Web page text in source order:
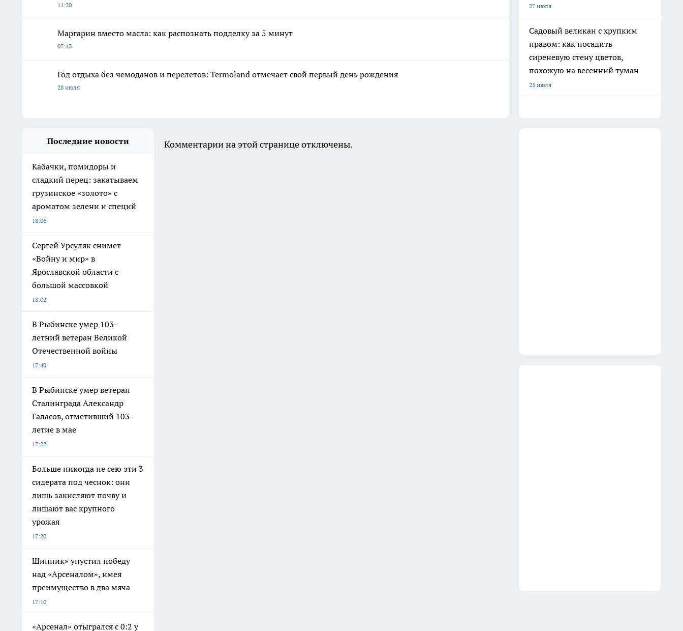
11:20
Маргарин вместо масла: как распознать подделку за 5 минут
07:43
Год отдыха без чемоданов и перелетов: Termoland отмечает свой первый день рождения
28 июля
27 июля
Садовый великан с хрупким
нравом: как посадить
сиреневую стену цветов,
похожую на весенний туман
25 июля
Последние новости
Кабачки, помидоры и
сладкий перец: закатываем
грузинское «золото» с
ароматом зелени и специй
18:06
Сергей Урсуляк снимет
«Войну и мир» в
Ярославской области с
большой массовкой
18:02
В Рыбинске умер 103-
летний ветеран Великой
Отечественной войны
17:49
В Рыбинске умер ветеран
Сталинграда Александр
Галасов, отметивший 103-
летие в мае
17:22
Больше никогда не сею эти 3
сидерата под чеснок: они
лишь закисляют почву и
лишают вас крупного
урожая
17:20
Шинник» упустил победу
над «Арсеналом», имея
преимущество в два мяча
17:10
«Арсенал» отыгрался с 0:2 у
Комментарии на этой странице отключены.